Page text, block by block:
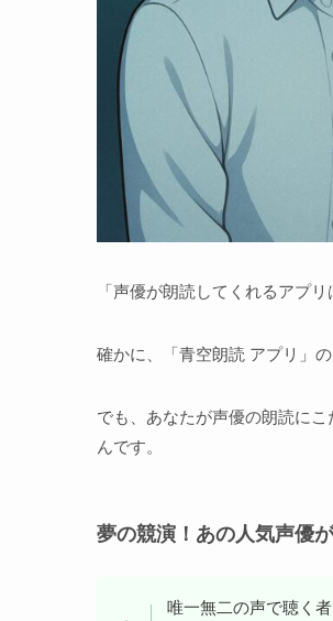
「声優が朗読してくれるアプ
確かに、「青空朗読 アプリ」
でも、あなたが声優の朗読に
んです。
夢の競演！あの人気声優
唯一無二の声で聴く者